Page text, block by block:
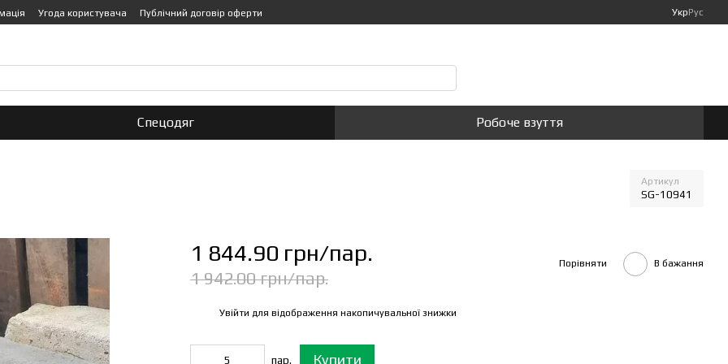
Угода користувача Публічний договір оферти УкрРус
Спецодяг Робоче взуття
Артикул
SG-10941
1 844.90 грн/пар.
1 942.00 грн/пар.
Порівняти В бажання
Увійти для відображення накопичувальної знижки
пар. Купити